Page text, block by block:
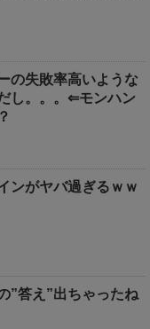
の失敗率高いような
し。。。⇐モンハン
ンがヤバ過ぎるｗｗ
”答え”出ちゃったね